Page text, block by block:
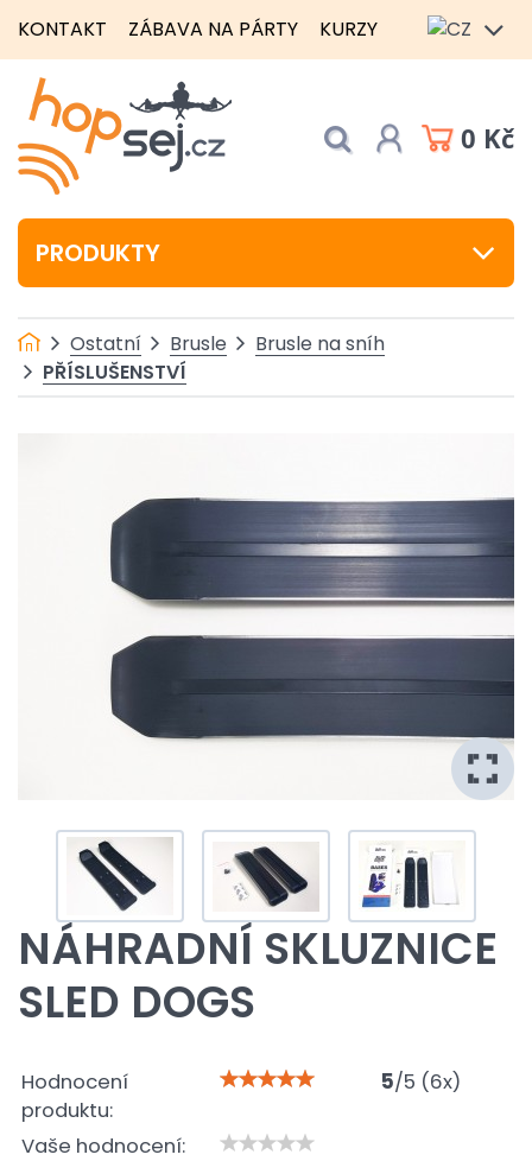
KONTAKT ZÁBAVA NA PÁRTY KURZY
0 Kč
PRODUKTY
Ostatní Brusle
Brusle na sníh
PŘÍSLUŠENSTVÍ
NÁHRADNÍ SKLUZNICE
SLED DOGS
Hodnocení
produktu:
5/5 (6x)
Vaše hodnocení: